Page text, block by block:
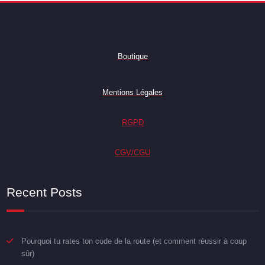
Boutique
Mentions Légales
RGPD
CGV/CGU
Recent Posts
Pourquoi tu rates ton code de la route (et comment réussir à coup
sûr)